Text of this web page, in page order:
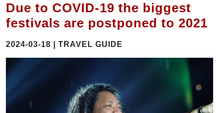
Due to COVID-19 the biggest
festivals are postponed to 2021
2024-03-18 | TRAVEL GUIDE